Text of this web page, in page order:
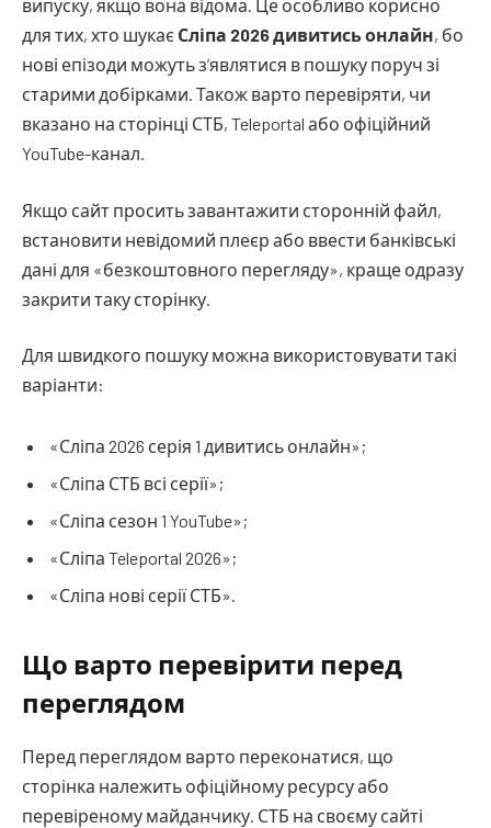
випуску, якщо вона відома. Це особливо корисно
для тих, хто шукає Сліпа 2026 дивитись онлайн, бо
нові епізоди можуть з’являтися в пошуку поруч зі
старими добірками. Також варто перевіряти, чи
вказано на сторінці СТБ, Teleportal або офіційний
YouTube-канал.
Якщо сайт просить завантажити сторонній файл,
встановити невідомий плеєр або ввести банківські
дані для «безкоштовного перегляду», краще одразу
закрити таку сторінку.
Для швидкого пошуку можна використовувати такі
варіанти:
«Сліпа 2026 серія 1 дивитись онлайн»;
«Сліпа СТБ всі серії»;
«Сліпа сезон 1 YouTube»;
«Сліпа Teleportal 2026»;
«Сліпа нові серії СТБ».
Що варто перевірити перед
переглядом
Перед переглядом варто переконатися, що
сторінка належить офіційному ресурсу або
перевіреному майданчику. СТБ на своєму сайті